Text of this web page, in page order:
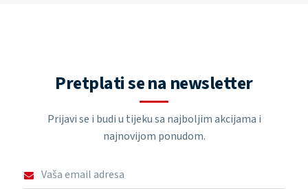
Pretplati se na newsletter
Prijavi se i budi u tijeku sa najboljim akcijama i
najnovijom ponudom.